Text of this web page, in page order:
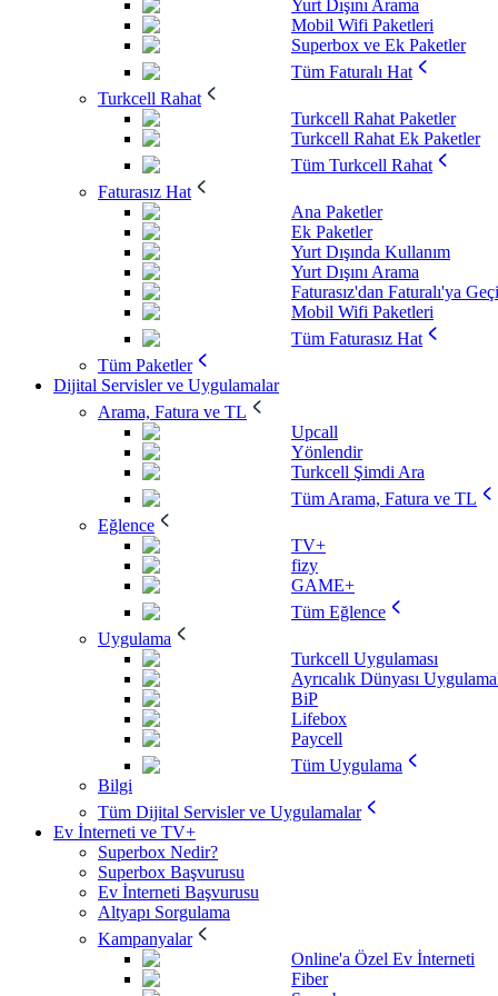
Yurt Dışını Arama
Mobil Wifi Paketleri
Superbox ve Ek Paketler
Tüm Faturalı Hat
Turkcell Rahat
Turkcell Rahat Paketler
Turkcell Rahat Ek Paketler
Tüm Turkcell Rahat
Faturasız Hat
Ana Paketler
Ek Paketler
Yurt Dışında Kullanım
Yurt Dışını Arama
Faturasız'dan Faturalı'ya
Mobil Wifi Paketleri
Tüm Faturasız Hat
Tüm Paketler
Dijital Servisler ve Uygulamalar
Arama, Fatura ve TL
Upcall
Yönlendir
Turkcell Şimdi Ara
Tüm Arama, Fatura ve TL
Eğlence
TV+
fizy
GAME+
Tüm Eğlence
Uygulama
Turkcell Uygulaması
Ayrıcalık Dünyası
BiP
Lifebox
Paycell
Tüm Uygulama
Bilgi
Tüm Dijital Servisler ve Uygulamalar
Ev İnterneti ve TV+
Superbox Nedir?
Superbox Başvurusu
Ev İnterneti Başvurusu
Altyapı Sorgulama
Kampanyalar
Online'a Özel Ev İnterneti
Fiber